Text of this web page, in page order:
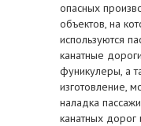
опасных
объектов, на
используются
канатные
фуникулеры, а
изготовление,
наладка
канатных дорог